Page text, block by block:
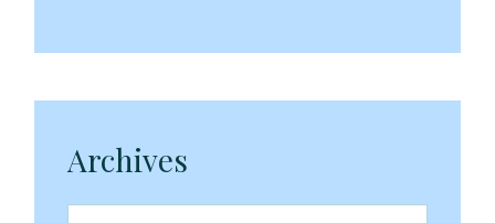
Archives
Archives